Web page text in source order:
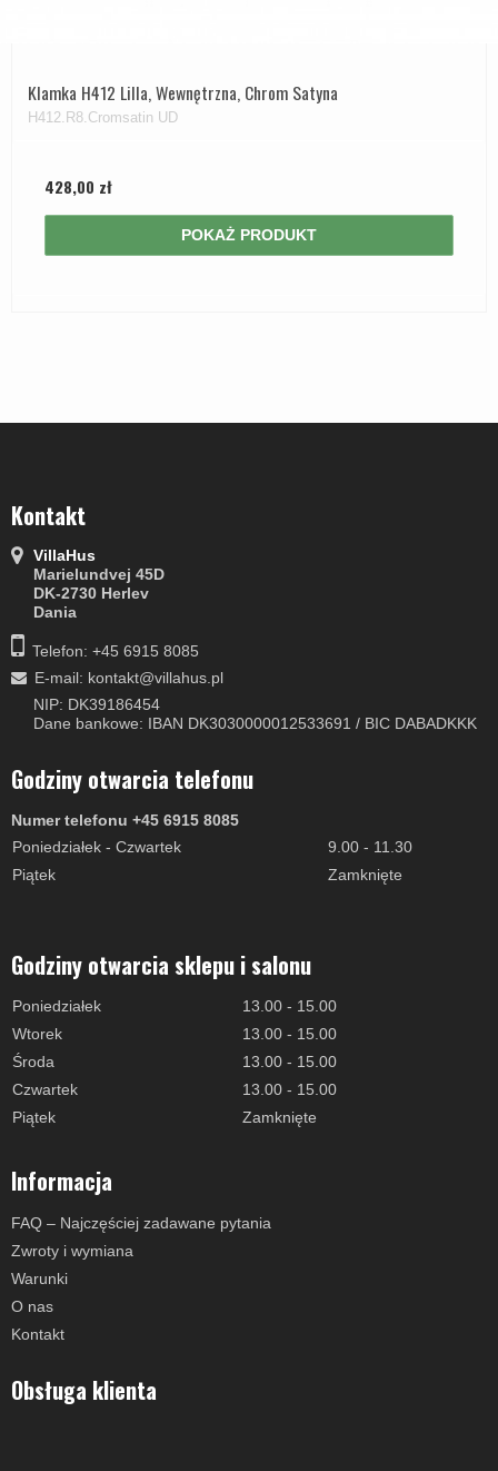
Klamka H412 Lilla, Wewnętrzna, Chrom Satyna
H412.R8.Cromsatin UD
428,00 zł
POKAŻ PRODUKT
Kontakt
VillaHus
Marielundvej 45D
DK-2730 Herlev
Dania
Telefon: +45 6915 8085
E-mail: kontakt@villahus.pl
NIP: DK39186454
Dane bankowe: IBAN DK3030000012533691 / BIC DABADKKK
Godziny otwarcia telefonu
Numer telefonu +45 6915 8085
Poniedziałek - Czwartek
9.00 - 11.30
Piątek
Zamknięte
Godziny otwarcia sklepu i salonu
Poniedziałek
13.00 - 15.00
Wtorek
13.00 - 15.00
Środa
13.00 - 15.00
Czwartek
13.00 - 15.00
Piątek
Zamknięte
Informacja
FAQ – Najczęściej zadawane pytania
Zwroty i wymiana
Warunki
O nas
Kontakt
Obsługa klienta